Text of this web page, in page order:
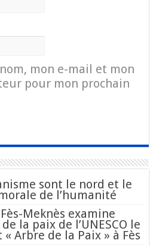
mon e-mail et mon
pour mon prochain
sont le nord et le
de l’humanité
Meknès examine
la paix de l’UNESCO le
Arbre de la Paix » à Fès